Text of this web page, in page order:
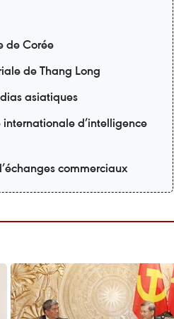
de Corée
de Thang Long
asiatiques
d’intelligence
commerciaux